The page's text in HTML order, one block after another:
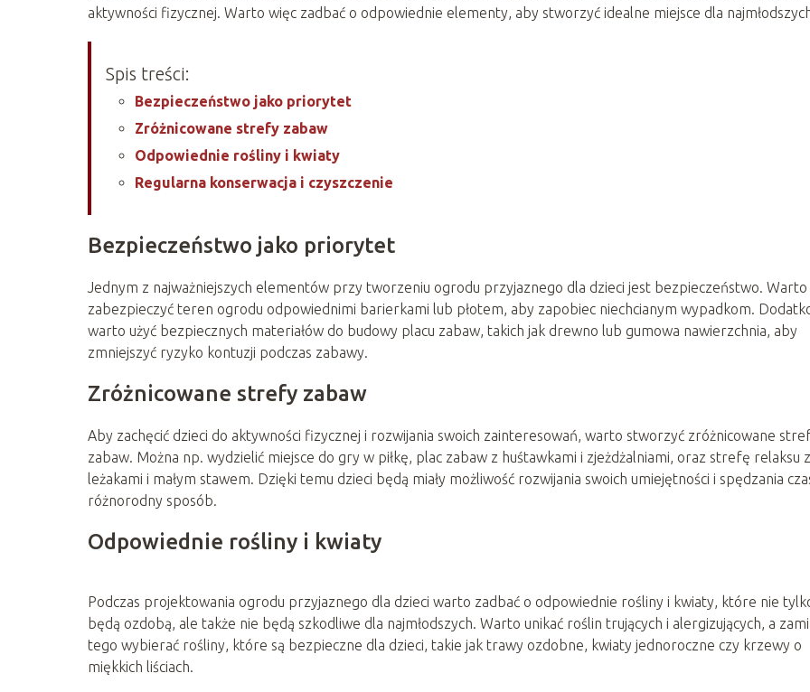
aktywności fizycznej. Warto więc zadbać o odpowiednie elementy, aby stworzyć idealne miejsce dla
Spis treści:
Bezpieczeństwo jako priorytet
Zróżnicowane strefy zabaw
Odpowiednie rośliny i kwiaty
Regularna konserwacja i czyszczenie
Bezpieczeństwo jako priorytet
Jednym z najważniejszych elementów przy tworzeniu ogrodu przyjaznego dla dzieci jest bezpieczeństwo. Warto
zabezpieczyć teren ogrodu odpowiednimi barierkami lub płotem, aby zapobiec niechcianym wypadkom.
warto użyć bezpiecznych materiałów do budowy placu zabaw, takich jak drewno lub gumowa nawierzchnia, aby
zmniejszyć ryzyko kontuzji podczas zabawy.
Zróżnicowane strefy zabaw
Aby zachęcić dzieci do aktywności fizycznej i rozwijania swoich zainteresowań, warto stworzyć zróżnicowane
zabaw. Można np. wydzielić miejsce do gry w piłkę, plac zabaw z huśtawkami i zjeżdżalniami, oraz strefę relaksu z
leżakami i małym stawem. Dzięki temu dzieci będą miały możliwość rozwijania swoich umiejętności i spędzania
różnorodny sposób.
Odpowiednie rośliny i kwiaty
Podczas projektowania ogrodu przyjaznego dla dzieci warto zadbać o odpowiednie rośliny i kwiaty, które nie
będą ozdobą, ale także nie będą szkodliwe dla najmłodszych. Warto unikać roślin trujących i alergizujących, a
tego wybierać rośliny, które są bezpieczne dla dzieci, takie jak trawy ozdobne, kwiaty jednoroczne czy krzewy o
miękkich liściach.